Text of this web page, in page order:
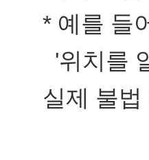
* 예를 들
'위치를
실제 불